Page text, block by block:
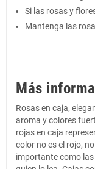
Si las rosas y
Mantenga las
Más
Rosas en caja,
aroma y colores
rojas en caja
color no es el rojo,
importante como las